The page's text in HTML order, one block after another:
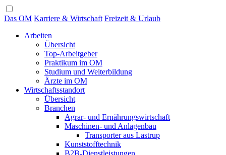
Das OM Karriere & Wirtschaft Freizeit & Urlaub
Arbeiten
Übersicht
Top-Arbeitgeber
Praktikum im OM
Studium und Weiterbildung
Ärzte im OM
Wirtschaftsstandort
Übersicht
Branchen
Agrar- und Ernährungswirtschaft
Maschinen- und Anlagenbau
Transporter aus Lastrup
Kunststofftechnik
B2B-Dienstleistungen